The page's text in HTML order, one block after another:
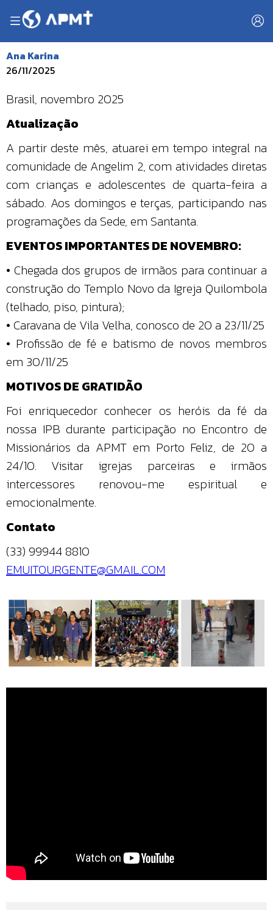
Ana Karina
26/11/2025
Brasil, novembro 2025
Atualização
A partir deste mês, atuarei em tempo integral na
comunidade de Angelim 2, com atividades diretas
com crianças e adolescentes de quarta-feira a
sábado. Aos domingos e terças, participando nas
programações da Sede, em Santanta.
EVENTOS IMPORTANTES DE NOVEMBRO:
• Chegada dos grupos de irmãos para continuar a
construção do Templo Novo da Igreja Quilombola
(telhado, piso, pintura);
• Caravana de Vila Velha, conosco de 20 a 23/11/25
• Profissão de fé e batismo de novos membros
em 30/11/25
MOTIVOS DE GRATIDÃO
Foi enriquecedor conhecer os heróis da fé da
nossa IPB durante participação no Encontro de
Missionários da APMT em Porto Feliz, de 20 a
24/10. Visitar igrejas parceiras e irmãos
intercessores renovou-me espiritual e
emocionalmente.
Contato
(33) 99944 8810
EMUITOURGENTE@GMAIL.COM